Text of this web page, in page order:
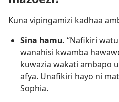
Kuna vipingamizi kadhaa
Sina hamu. “Nafikiri
wanahisi kwamba
kuwazia wakati ambapo
afya. Unafikiri hayo ni
Sophia.